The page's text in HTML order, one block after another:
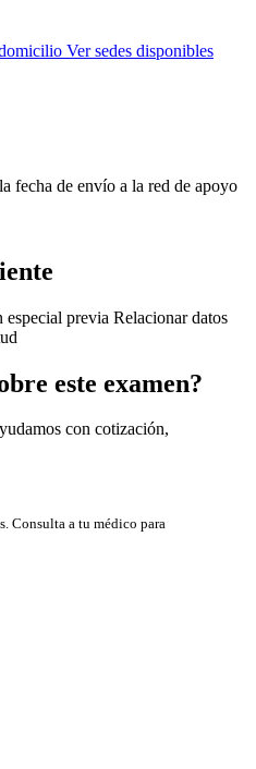
Ver sedes disponibles
fecha de envío a la red de apoyo
previa Relacionar datos
este examen?
con cotización,
Consulta a tu médico para